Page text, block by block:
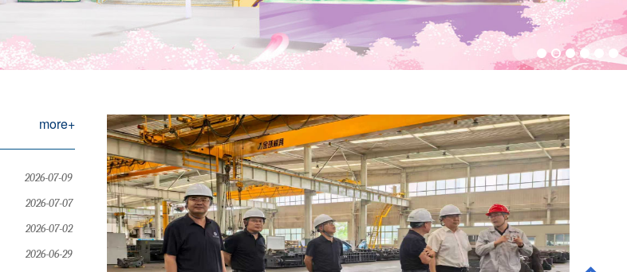
more+
2026-07-09
2026-07-07
2026-07-02
2026-06-29